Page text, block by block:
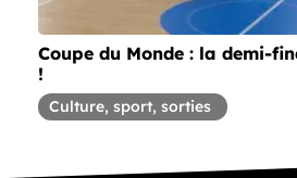
Coupe du Monde : la demi-
!
Article concernant la thématique
Culture, sport, sorties